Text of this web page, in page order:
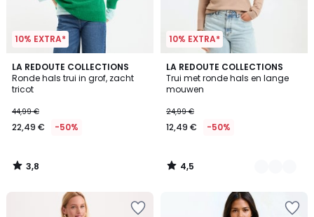
10% EXTRA*
LA REDOUTE COLLECTIONS
Ronde hals trui in grof, zacht
tricot
€
In
van
44,99
44,99 €
22,49 € -50%
3,8
/ 5
3,8
/
10% EXTRA*
LA REDOUTE COLLECTIONS
Trui met ronde hals en lange
mouwen
24,99 €
12,49 € -50%
4,5
/ 5
2
Kleuren
4,5
/